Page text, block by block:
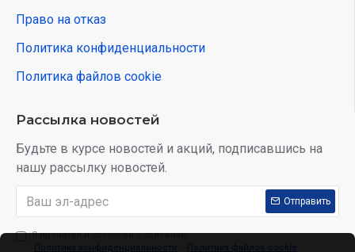
Право на отказ
Политика конфиденциальности
Политика файлов cookie
Рассылка новостей
Будьте в курсе новостей и акций, подписавшись на
нашу рассылку новостей.
Отправить
Я прочитал и согласен с условиям:
Политика конфиденциальности
Политика файлов cookie